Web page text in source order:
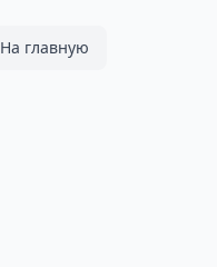
На главную